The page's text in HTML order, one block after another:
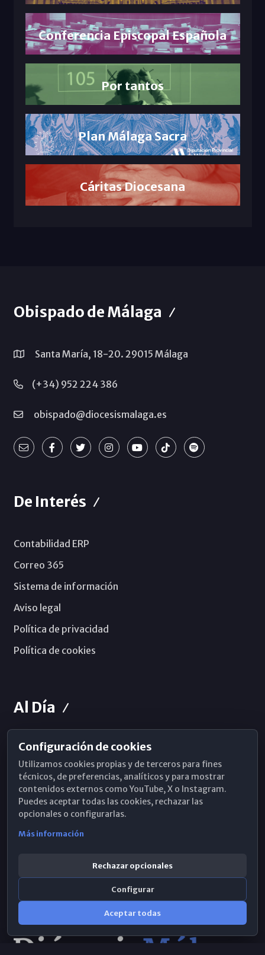
Conferencia Episcopal Española
Por tantos
Plan Málaga Sacra
Cáritas Diocesana
Obispado de Málaga
Santa María, 18-20. 29015 Málaga
(+34) 952 224 386
obispado@diocesismalaga.es
De Interés
Contabilidad ERP
Correo 365
Sistema de información
Aviso legal
Política de privacidad
Política de cookies
Al Día
Horarios de Misa
Hemeroteca
WhatsApp
Configuración de cookies
Utilizamos cookies propias y de terceros para fines
técnicos, de preferencias, analíticos y para mostrar
contenidos externos como YouTube, X o Instagram.
Puedes aceptar todas las cookies, rechazar las
opcionales o configurarlas.
Más información
Rechazar opcionales
Configurar
Aceptar todas